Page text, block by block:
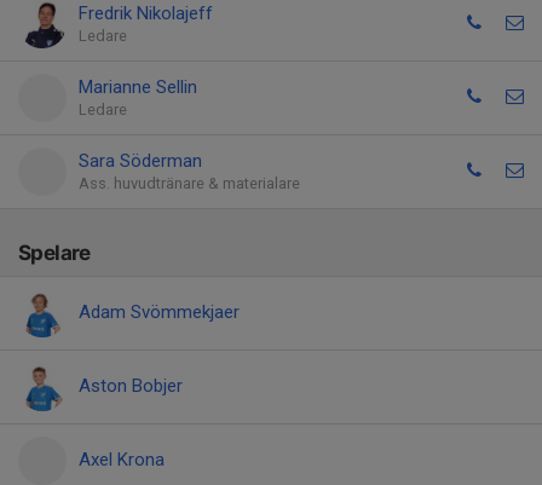
Fredrik Nikolajeff
Ledare
Marianne Sellin
Ledare
Sara Söderman
Ass. huvudtränare & materialare
Spelare
Adam Svömmekjaer
Aston Bobjer
Axel Krona